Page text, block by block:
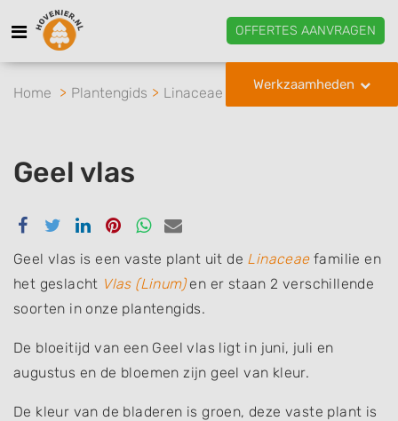
OFFERTES AANVRAGEN
Werkzaamheden
Home Plantengids Linaceae Vlas Geel vlas
Geel vlas
Delen
Facebook
Delen
Twitter
Delen
Linkedin
Delen
Pinterest
Delen
Whatsapp
Delen
email
Geel vlas is een vaste plant uit de Linaceaefamilie en
het geslacht Vlas (Linum)en er staan 2 verschillende
soorten in onze plantengids.
De bloeitijd van een Geel vlas ligt in juni, juli en
augustus en de bloemen zijn geel van kleur.
De kleur van de bladeren is groen, deze vaste plant is